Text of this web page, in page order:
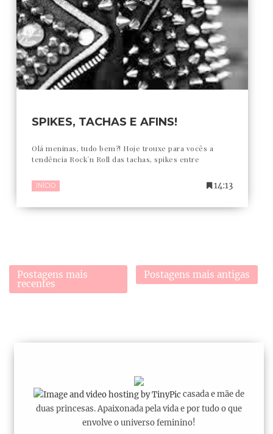
SPIKES, TACHAS E AFINS!
Olá meninas, tudo bem?! Hoje trouxe para vocês a
tendência Rock´n Roll das tachas, spikes entre
INÍCIO 14:13
Postagens mais
recentes
Postagens mais antigas
casada e mãe de
duas princesas. Apaixonada pela vida e por tudo o que
envolve o universo feminino!